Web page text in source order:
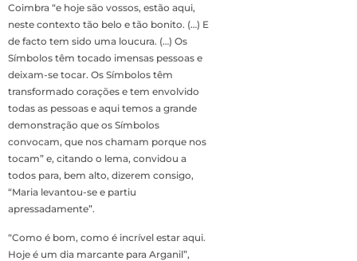
Coimbra “e hoje são vossos, estão aqui,
neste contexto tão belo e tão bonito. (…) E
de facto tem sido uma loucura. (…) Os
Símbolos têm tocado imensas pessoas e
deixam-se tocar. Os Símbolos têm
transformado corações e tem envolvido
todas as pessoas e aqui temos a grande
demonstração que os Símbolos
convocam, que nos chamam porque nos
tocam” e, citando o lema, convidou a
todos para, bem alto, dizerem consigo,
“Maria levantou-se e partiu
apressadamente”.
“Como é bom, como é incrível estar aqui.
Hoje é um dia marcante para Arganil”,